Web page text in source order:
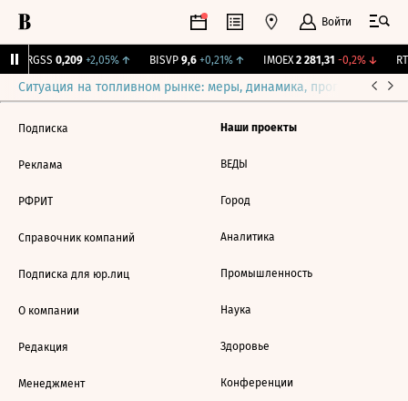
Войти
RGSS 0,209 +2,05%↑ BISVP 9,6 +0,21%↑ IMOEX 2 281,31 -0,2%↓
Ситуация на топливном рынке: меры, динамика, прогнозы
Подписка
Реклама
РФРИТ
Справочник компаний
Подписка для юр.лиц
О компании
Редакция
Менеджмент
Наши проекты
ВЕДЫ
Город
Аналитика
Промышленность
Наука
Здоровье
Конференции